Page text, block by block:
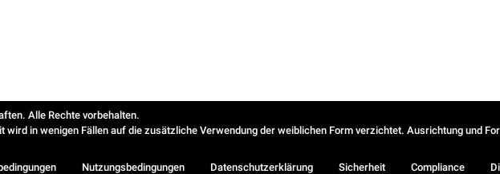
Alle Rechte vorbehalten.
in wenigen Fällen auf die zusätzliche Verwendung der weiblichen Form verzichtet. Ausrichtung und
Nutzungsbedingungen Datenschutzerklärung Sicherheit Compliance